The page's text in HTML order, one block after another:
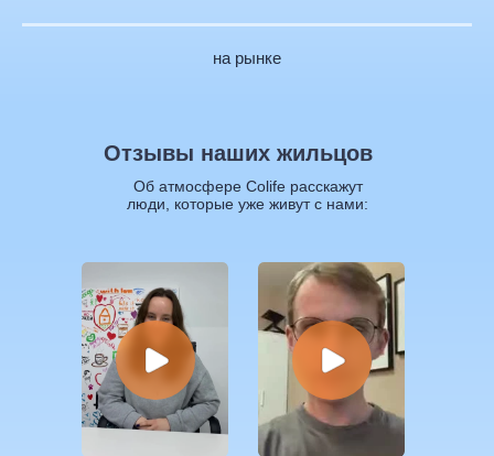
на рынке
Об атмосфере Colife расскажут
люди, которые уже живут с нами:
Отзывы наших жильцов